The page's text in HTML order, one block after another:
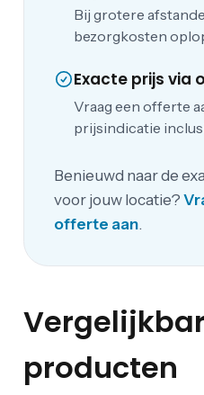
Bij grotere
bezorgkosten
Exacte prijs via
Vraag een offerte
prijsindicatie
Benieuwd naar de
voor jouw locatie?
offerte aan.
producten